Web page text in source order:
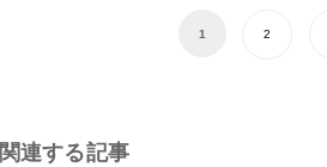
1 2
関連する記事